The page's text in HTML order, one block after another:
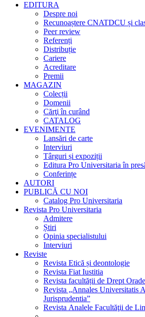
EDITURA
Despre noi
Recunoaștere CNATDCU și
Peer review
Referenți
Distribuție
Cariere
Acreditare
Premii
MAGAZIN
Colecții
Domenii
Cărţi în curând
CATALOG
EVENIMENTE
Lansări de carte
Interviuri
Târguri și expoziții
Editura Pro Universitaria în
Conferințe
AUTORI
PUBLICĂ CU NOI
Catalog Pro Universitaria
Revista Pro Universitaria
Admitere
Știri
Opinia specialistului
Interviuri
Reviste
Revista Etică și deontologie
Revista Fiat Iustitia
Revista facultății de Drept
Revista „Annales Universitatis
Jurisprudentia”
Revista Analele Facultăţii de